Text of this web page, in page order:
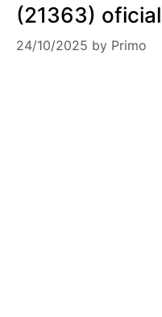
(21363)
24/10/2025 by Primo